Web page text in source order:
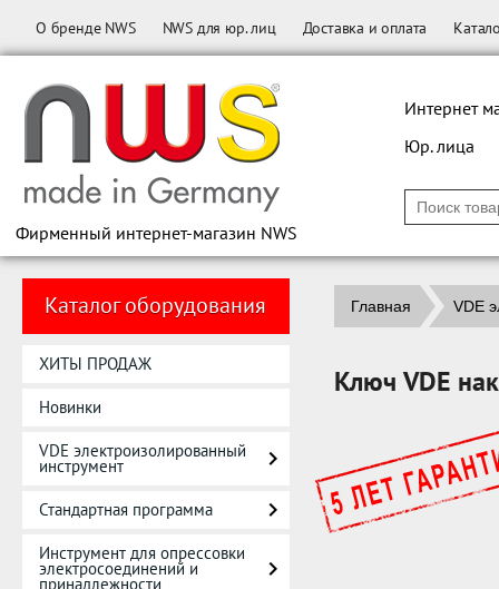
О бренде NWS NWS для юр. лиц Доставка и оплата
Фирменный интернет-магазин NWS
Интернет
Юр. лица
Каталог оборудования
ХИТЫ ПРОДАЖ
Новинки
VDE электроизолированный
инструмент
Стандартная программа
Инструмент для опрессовки
электросоединений и
принадлежности
Главная VDE
Ключ VDE